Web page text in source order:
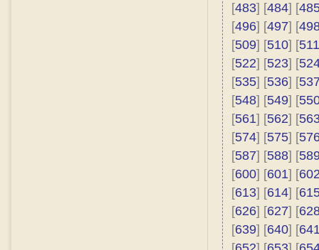
[483] [484] [
[496] [497] [
[509] [510] [511
[522] [523] [
[535] [536] [
[548] [549] [
[561] [562] [
[574] [575] [
[587] [588] [
[600] [601] [
[613] [614] [
[626] [627] [
[639] [640] [